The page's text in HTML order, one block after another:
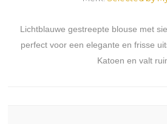
Lichtblauwe gestreepte blouse met
perfect voor een elegante en frisse
Katoen en valt